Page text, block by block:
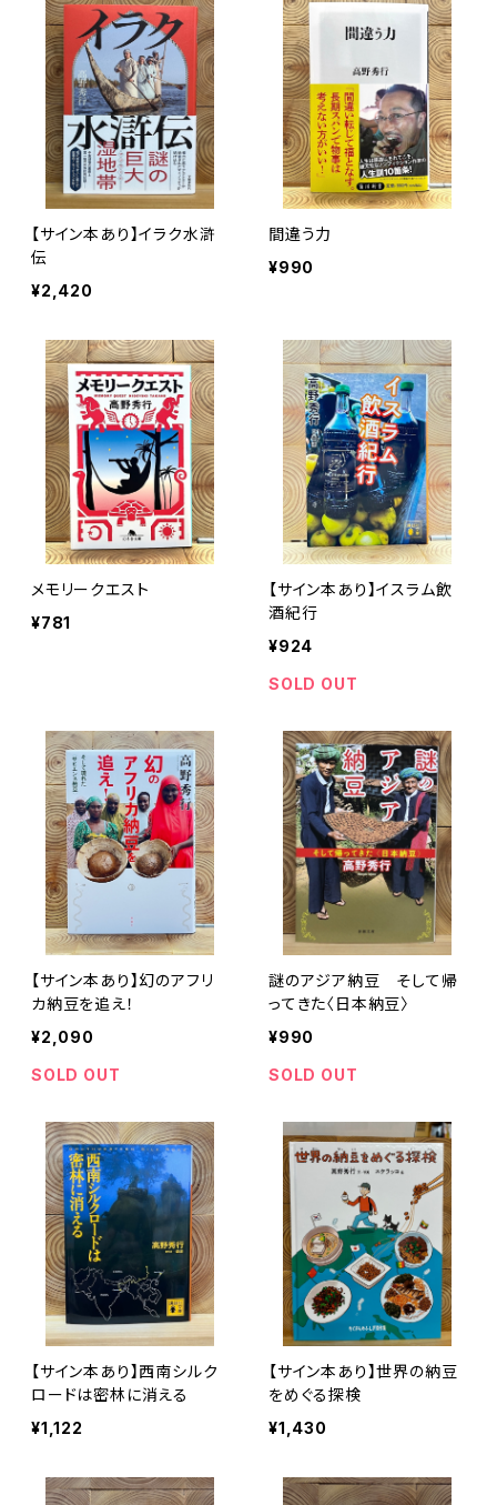
【サイン本あり】イラク水滸
伝
¥2,420
間違う力
¥990
メモリークエスト
¥781
【サイン本あり】イスラム飲
酒紀行
¥924
SOLD OUT
【サイン本あり】幻のアフリ
カ納豆を追え！
¥2,090
SOLD OUT
謎のアジア納豆 そして帰
ってきた〈日本納豆〉
¥990
SOLD OUT
【サイン本あり】西南シルク
ロードは密林に消える
¥1,122
【サイン本あり】世界の納豆
をめぐる探検
¥1,430